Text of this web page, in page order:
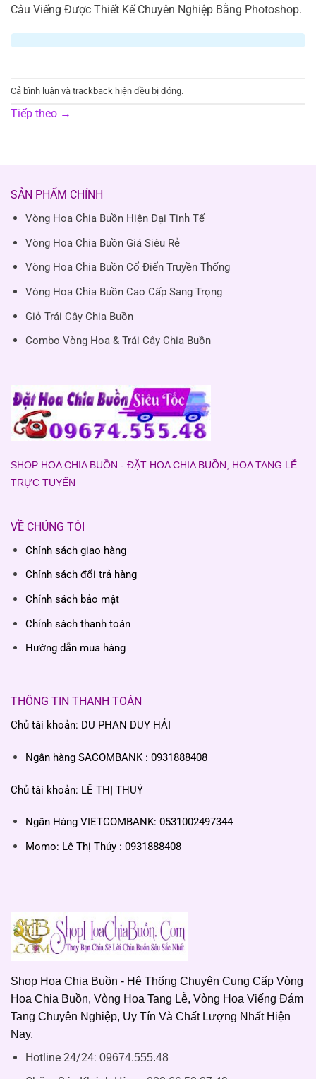
Câu Viếng Được Thiết Kế Chuyên Nghiệp Bằng Photoshop.
Cả bình luận và trackback hiện đều bị đóng.
Tiếp theo →
SẢN PHẨM CHÍNH
Vòng Hoa Chia Buồn Hiện Đại Tinh Tế
Vòng Hoa Chia Buồn Giá Siêu Rẻ
Vòng Hoa Chia Buồn Cổ Điển Truyền Thống
Vòng Hoa Chia Buồn Cao Cấp Sang Trọng
Giỏ Trái Cây Chia Buồn
Combo Vòng Hoa & Trái Cây Chia Buồn
SHOP HOA CHIA BUỒN - ĐẶT HOA CHIA BUỒN, HOA TANG LỄ
TRỰC TUYẾN
VỀ CHÚNG TÔI
Chính sách giao hàng
Chính sách đổi trả hàng
Chính sách bảo mật
Chính sách thanh toán
Hướng dẫn mua hàng
THÔNG TIN THANH TOÁN
Chủ tài khoản: DU PHAN DUY HẢI
Ngân hàng SACOMBANK : 0931888408
Chủ tài khoản: LÊ THỊ THUÝ
Ngân Hàng VIETCOMBANK: 0531002497344
Momo: Lê Thị Thúy : 0931888408
Shop Hoa Chia Buồn - Hệ Thống Chuyên Cung Cấp Vòng
Hoa Chia Buồn, Vòng Hoa Tang Lễ, Vòng Hoa Viếng Đám
Tang Chuyên Nghiệp, Uy Tín Và Chất Lượng Nhất Hiện
Nay.
Hotline 24/24: 09674.555.48